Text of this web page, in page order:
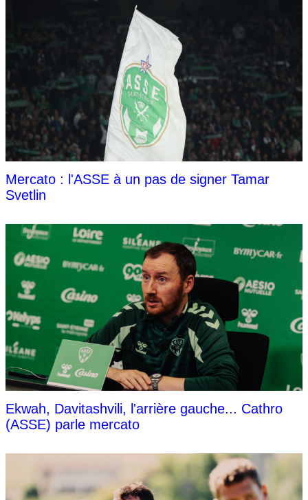
Mercato : l'ASSE à un pas de signer Tamar
Svetlin
Ekwah, Davitashvili, l'arrière gauche... Cathro
(ASSE) parle mercato